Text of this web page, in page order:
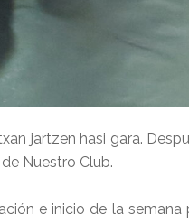
jartzen hasi gara.
Nuestro Club.
e inicio de la semana